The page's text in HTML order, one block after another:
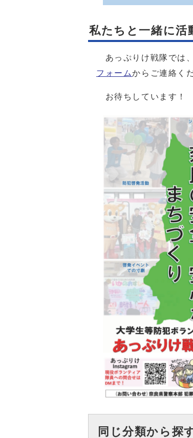
私たちと一緒に活
あっぷりけ戦隊では
フォームからご連絡く
お待ちしています！
同じ分類から探